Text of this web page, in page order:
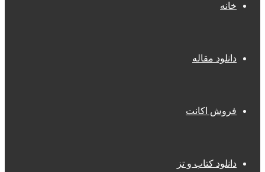
خانه
دانلود مقاله
فروش اکانت
دانلود کتاب و تز